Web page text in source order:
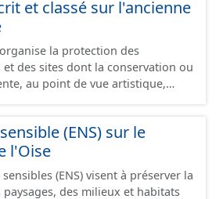
et classé sur l'ancienne
la protection des
des sites dont la conservation ou
au point de vue artistique,
la valeur patrimoniale justifie une
préservation. Toute modification
une autorisation préalable du
ou du Préfet de Département
(ENS) sur le
l'Oise
(ENS) visent à préserver la
des milieux et habitats